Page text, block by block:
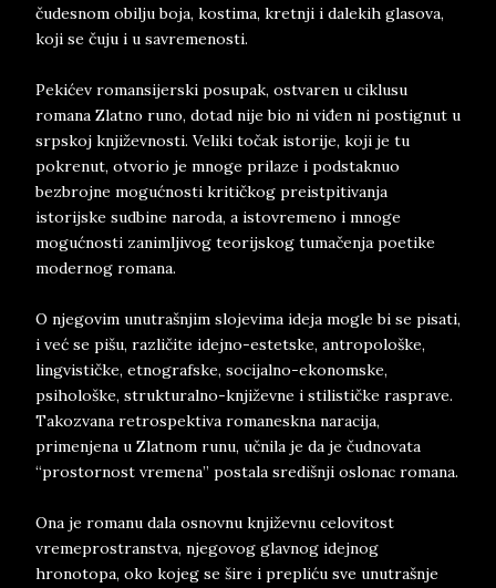
čudesnom obilju boja, kostima, kretnji i dalekih glasova,
koji se čuju i u savremenosti.
Pekićev romansijerski posupak, ostvaren u ciklusu
romana Zlatno runo, dotad nije bio ni viđen ni postignut u
srpskoj književnosti. Veliki točak istorije, koji je tu
pokrenut, otvorio je mnoge prilaze i podstaknuo
bezbrojne mogućnosti kritičkog preistpitivanja
istorijske sudbine naroda, a istovremeno i mnoge
mogućnosti zanimljivog teorijskog tumačenja poetike
modernog romana.
O njegovim unutrašnjim slojevima ideja mogle bi se pisati,
i već se pišu, različite idejno-estetske, antropološke,
lingvističke, etnografske, socijalno-ekonomske,
psihološke, strukturalno-književne i stilističke rasprave.
Takozvana retrospektiva romaneskna naracija,
primenjena u Zlatnom runu, učnila je da je čudnovata
“prostornost vremena” postala središnji oslonac romana.
Ona je romanu dala osnovnu književnu celovitost
vremeprostranstva, njegovog glavnog idejnog
hronotopa, oko kojeg se šire i prepliću sve unutrašnje